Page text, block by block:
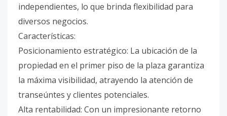
independientes, lo que brinda flexibilidad para
diversos negocios.
Características:
Posicionamiento estratégico: La ubicación de la
propiedad en el primer piso de la plaza garantiza
la máxima visibilidad, atrayendo la atención de
transeúntes y clientes potenciales.
Alta rentabilidad: Con un impresionante retorno